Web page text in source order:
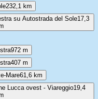
232,1 km
su Autostrada del Sole17,3
972 m
407 m
Mare61,6 km
Lucca ovest - Viareggio19,4